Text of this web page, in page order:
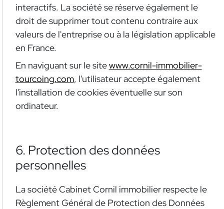
interactifs. La société se réserve également le
droit de supprimer tout contenu contraire aux
valeurs de l'entreprise ou à la législation applicable
en France.
En naviguant sur le sitewww.cornil-immobilier-
tourcoing.com, l'utilisateur accepte également
l'installation de cookies éventuelle sur son
ordinateur.
6. Protection des données
personnelles
La société Cabinet Cornil immobilier respecte le
Règlement Général de Protection des Données